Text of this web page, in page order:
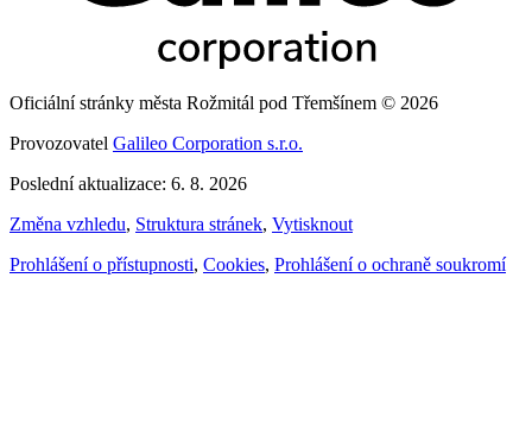
Oficiální stránky města Rožmitál pod Třemšínem © 2026
Provozovatel Galileo Corporation s.r.o.
Poslední aktualizace: 6. 8. 2026
Změna vzhledu, Struktura stránek, Vytisknout
Prohlášení o přístupnosti, Cookies, Prohlášení o ochraně soukromí